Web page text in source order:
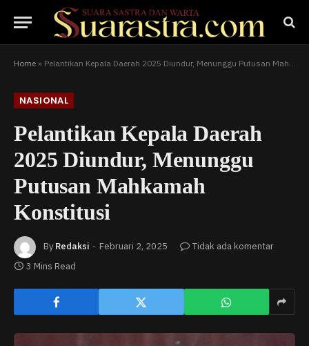
Home » Pelantikan Kepala Daerah 2025 Diundur, Menunggu Putusan Mahkamah Konstitusi
NASIONAL
Pelantikan Kepala Daerah
2025 Diundur, Menunggu
Putusan Mahkamah
Konstitusi
By Redaksi Februari 2, 2025
Tidak ada komentar
3 Mins Read